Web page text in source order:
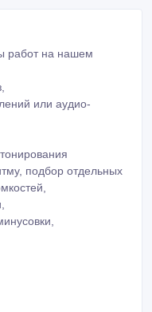
работ на нашем
или аудио-
подбор отдельных